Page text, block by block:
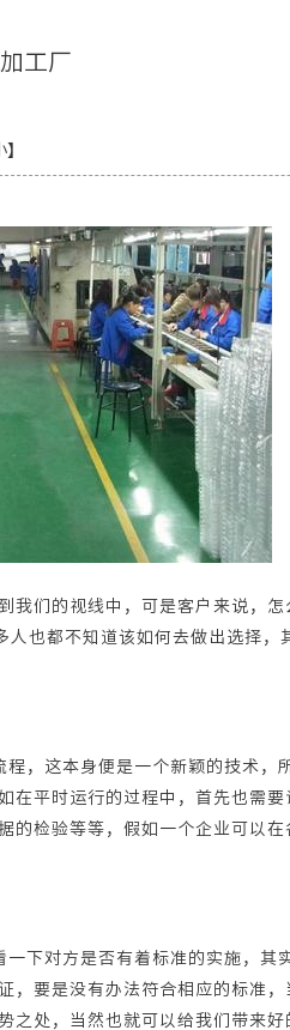
工厂
】
我们的视线中，可是客户来说，
也都不知道该如何去做出选择，
，这本身便是一个新颖的技术，
在平时运行的过程中，首先也需要
的检验等等，假如一个企业可以
下对方是否有着标准的实施，其
，要是没有办法符合相应的标准
之处，当然也就可以给我们带来